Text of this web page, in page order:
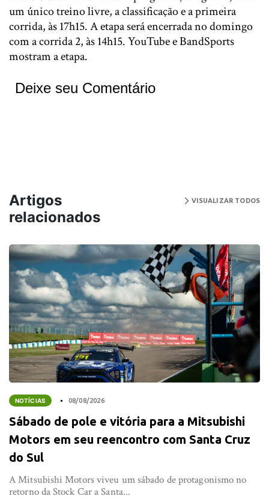
um único treino livre, a classificação e a primeira
corrida, às 17h15. A etapa será encerrada no domingo
com a corrida 2, às 14h15. YouTube e BandSports
mostram a etapa.
Deixe seu Comentário
Artigos
relacionados
VISUALIZAR TODOS
NOTÍCIAS 08/08/2026
Sábado de pole e vitória para a Mitsubishi
Motors em seu reencontro com Santa Cruz
do Sul
A Mitsubishi Motors viveu um sábado de protagonismo no
retorno da Stock Car a Santa...